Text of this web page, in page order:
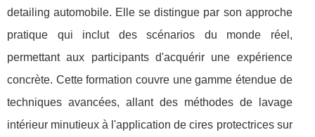
detailing automobile. Elle se distingue par son approche
pratique qui inclut des scénarios du monde réel,
permettant aux participants d'acquérir une expérience
concrète. Cette formation couvre une gamme étendue de
techniques avancées, allant des méthodes de lavage
intérieur minutieux à l'application de cires protectrices sur